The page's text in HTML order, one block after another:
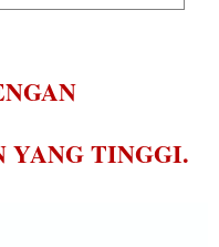
YANG TINGGI.